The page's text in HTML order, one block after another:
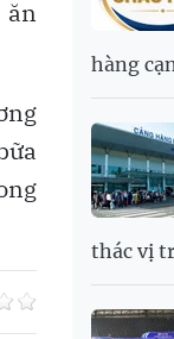
ăn
SAR
SGD
USD
hàng
thác vị